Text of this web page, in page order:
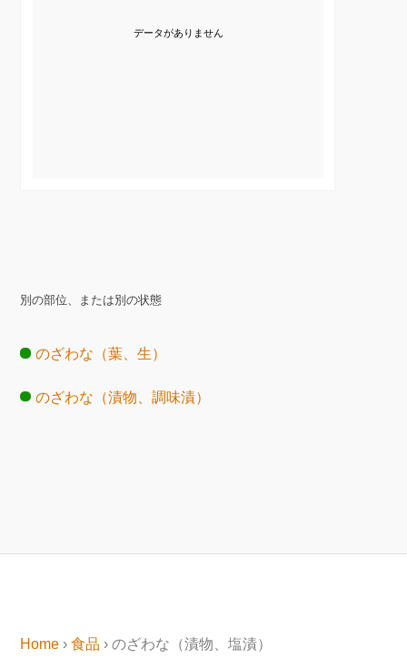
データがありません
別の部位、または別の状態
のざわな（葉、生）
のざわな（漬物、調味漬）
Home ›食品 › のざわな（漬物、塩漬）